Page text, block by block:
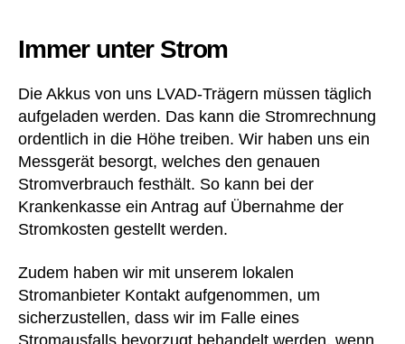
Immer unter Strom
Die Akkus von uns LVAD-Trägern müssen täglich
aufgeladen werden. Das kann die Stromrechnung
ordentlich in die Höhe treiben. Wir haben uns ein
Messgerät besorgt, welches den genauen
Stromverbrauch festhält. So kann bei der
Krankenkasse ein Antrag auf Übernahme der
Stromkosten gestellt werden.
Zudem haben wir mit unserem lokalen
Stromanbieter Kontakt aufgenommen, um
sicherzustellen, dass wir im Falle eines
Stromausfalls bevorzugt behandelt werden, wenn
,
in
ik
,
o
nt
ro
ll
k
o
ar
ei
le
rd
e,
H
e
d
e
p